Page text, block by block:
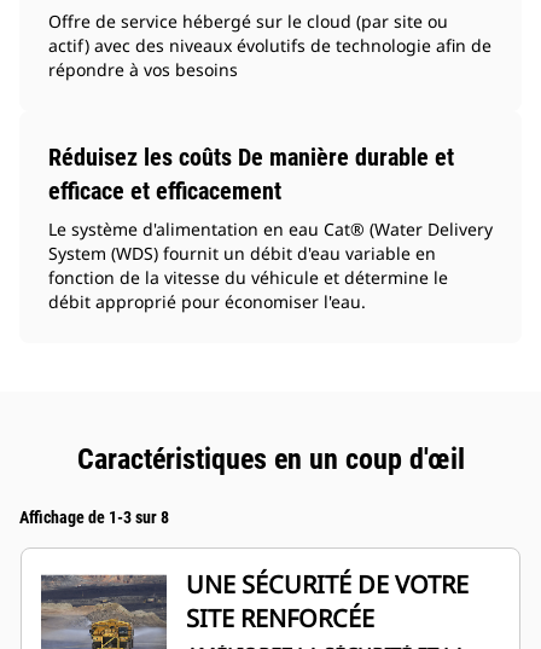
Offre de service hébergé sur le cloud (par site ou
actif) avec des niveaux évolutifs de technologie afin de
répondre à vos besoins
Réduisez les coûts De manière durable et
efficace et efficacement
Le système d'alimentation en eau Cat® (Water Delivery
System (WDS) fournit un débit d'eau variable en
fonction de la vitesse du véhicule et détermine le
débit approprié pour économiser l'eau.
Caractéristiques en un coup d'œil
Affichage de 1-3 sur 8
UNE SÉCURITÉ DE VOTRE
SITE RENFORCÉE